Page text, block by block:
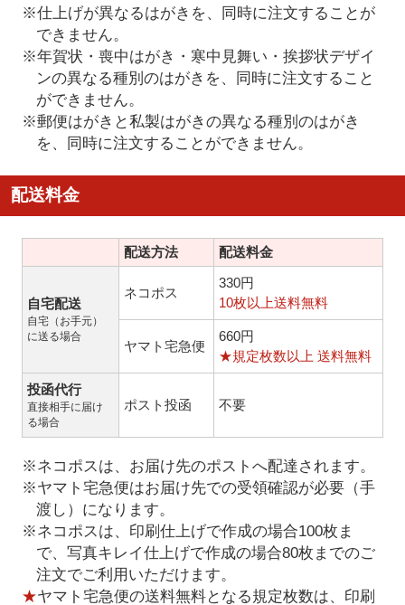
※仕上げが異なるはがきを、同時に注文することが
できません。
※年賀状・喪中はがき・寒中見舞い・挨拶状デザイ
ンの異なる種別のはがきを、同時に注文すること
ができません。
※郵便はがきと私製はがきの異なる種別のはがき
を、同時に注文することができません。
配送料金
配送方法 配送料金
自宅配送
自宅（お手元）
に送る場合
ネコポス
330円
10枚以上送料無料
ヤマト宅急便
660円
★規定枚数以上 送料無料
投函代行
直接相手に届け
る場合
ポスト投函 不要
※ネコポスは、お届け先のポストへ配達されます。
※ヤマト宅急便はお届け先での受領確認が必要（手
渡し）になります。
※ネコポスは、印刷仕上げで作成の場合100枚ま
で、写真キレイ仕上げで作成の場合80枚までのご
注文でご利用いただけます。
★ヤマト宅急便の送料無料となる規定枚数は、印刷